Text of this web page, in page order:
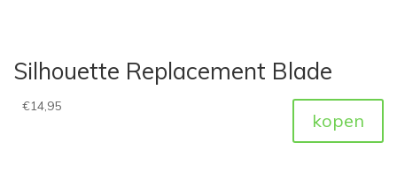
Silhouette Replacement Blade
€14,95
kopen